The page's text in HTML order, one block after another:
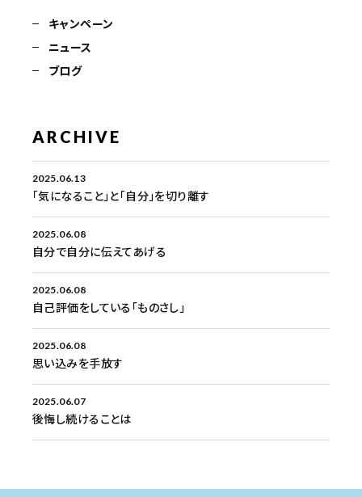
キャンペーン
ニュース
ブログ
ARCHIVE
2025.06.13
「気になること」と「自分」を切り離す
2025.06.08
自分で自分に伝えてあげる
2025.06.08
自己評価をしている「ものさし」
2025.06.08
思い込みを手放す
2025.06.07
後悔し続けることは